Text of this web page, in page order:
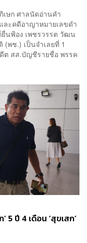
ษก ศาลนัดอ่านคำ
ละคดีอาญาหมายเลขดำ
ยื่นฟ้อง เพชรวรรต วัฒน
พช.) เป็นจำเลยที่ 1
ต สส.บัญชีรายชื่อ พรรค
5 ปี 4 เดือน ‘สุขเสก’